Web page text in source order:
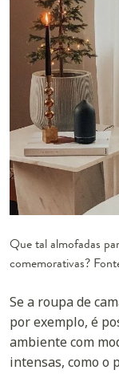
Que tal almofadas
comemorativas?
Se a roupa de
por exemplo, é
ambiente com
intensas, como o